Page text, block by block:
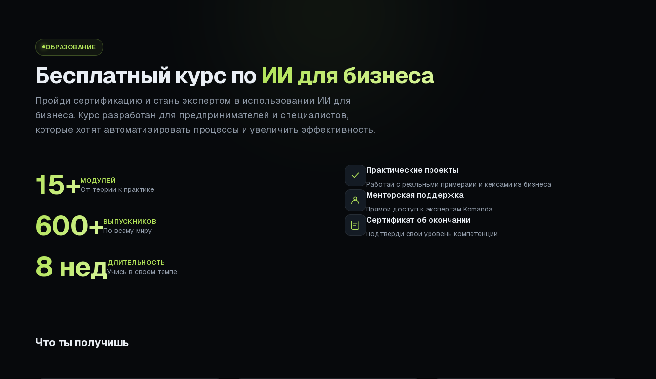
ОБРАЗОВАНИЕ
Бесплатный курс по ИИ для бизнеса
Пройди сертификацию и стань экспертом в использовании ИИ для
бизнеса. Курс разработан для предпринимателей и специалистов,
которые хотят автоматизировать процессы и увеличить эффективность.
15+МОДУЛЕЙ
От теории к практике
600+ВЫПУСКНИКОВ
По всему миру
8 недДЛИТЕЛЬНОСТЬ
Учись в своем темпе
Практические проекты
Работай с реальными примерами и кейсами из бизнеса
Менторская поддержка
Прямой доступ к экспертам Komanda
Сертификат об окончании
Подтверди свой уровень компетенции
Что ты получишь